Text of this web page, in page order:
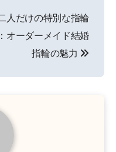
人だけの特別な指輪
オーダーメイド結婚
指輪の魅力